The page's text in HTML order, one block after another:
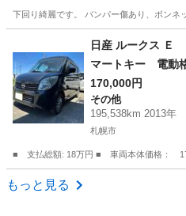
下回り綺麗です。 バンパー傷あり、ボンネ
札幌駅 モコ
日産 ルークス
マートキー 電動
ベンチシート Ｃ
Ｓ ＣＤ Ｂｌｕｅ
ル 衝突安全ボデ
170,000円
その他
195,538km 2013年
札幌市
■ 支払総額: 18万円 ■ 車両本体価格：
北海道 札幌市
もっと見る